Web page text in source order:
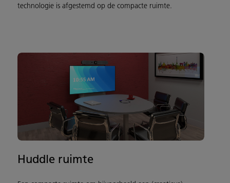
technologie is afgestemd op de compacte ruimte.
Huddle ruimte